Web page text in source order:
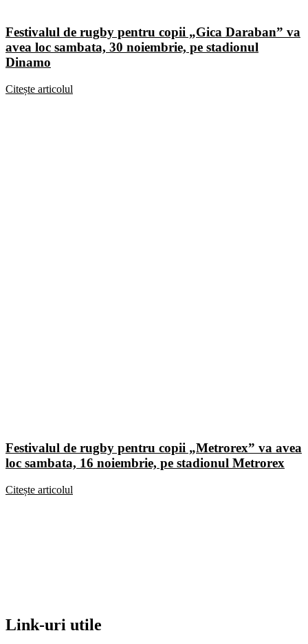
Festivalul de rugby pentru copii „Gica Daraban” va
avea loc sambata, 30 noiembrie, pe stadionul
Dinamo
Citește articolul
Festivalul de rugby pentru copii „Metrorex” va avea
loc sambata, 16 noiembrie, pe stadionul Metrorex
Citește articolul
Link-uri utile